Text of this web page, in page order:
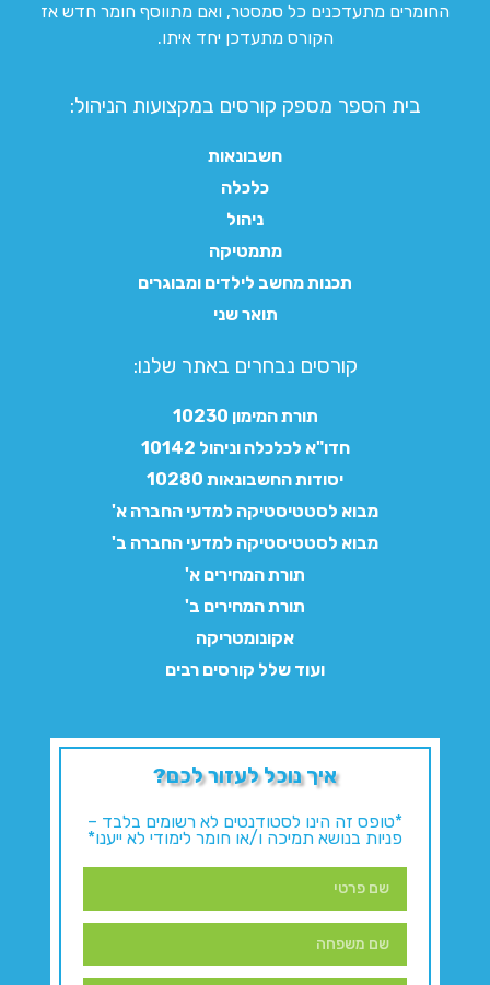
החומרים מתעדכנים כל סמסטר, ואם מתווסף חומר חדש אז
הקורס מתעדכן יחד איתו.
בית הספר מספק קורסים במקצועות הניהול:
חשבונאות
כלכלה
ניהול
מתמטיקה
תכנות מחשב לילדים ומבוגרים
תואר שני
קורסים נבחרים באתר שלנו:​
תורת המימון 10230
חדו"א לכלכלה וניהול 10142
יסודות החשבונאות 10280
מבוא לסטטיסטיקה למדעי החברה א'
מבוא לסטטיסטיקה למדעי החברה ב'
תורת המחירים א'
תורת המחירים ב'
אקונומטריקה
ועוד שלל קורסים רבים
איך נוכל לעזור לכם?
*טופס זה הינו לסטודנטים לא רשומים בלבד –
פניות בנושא תמיכה ו/או חומר לימודי לא ייענו*